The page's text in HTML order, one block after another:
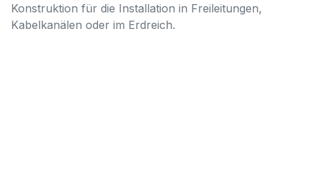
Konstruktion für die Installation in Freileitungen,
Kabelkanälen oder im Erdreich.